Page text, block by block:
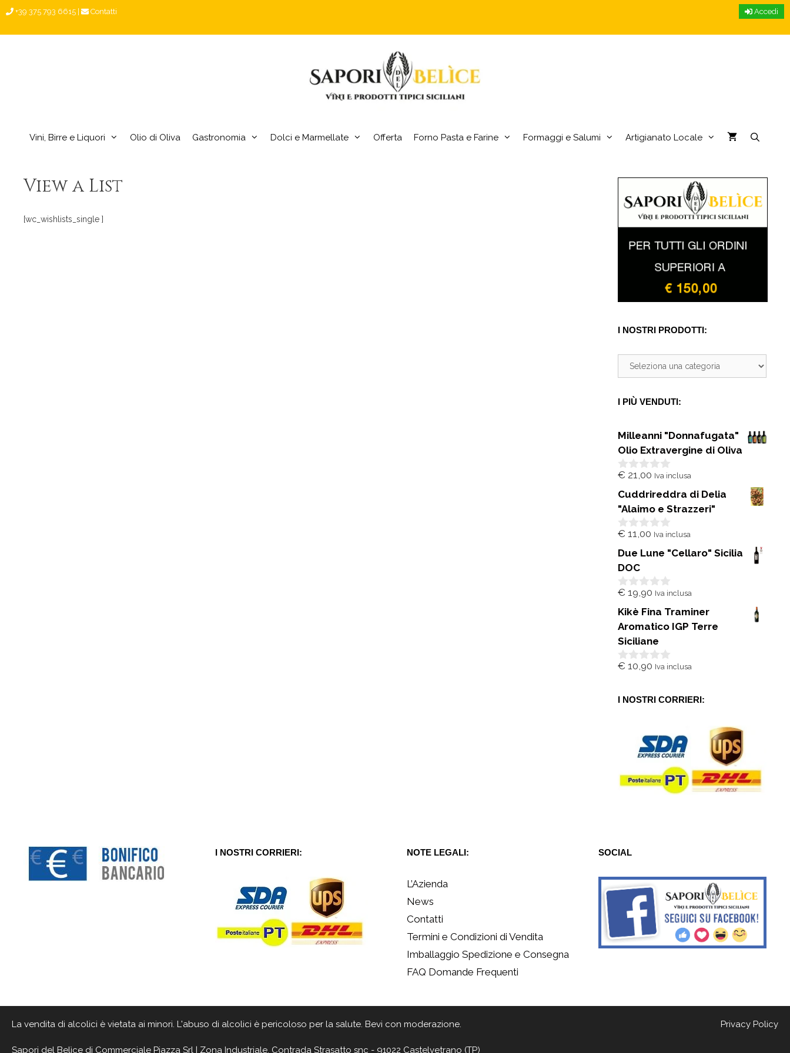
Accedi
+39 375 793 6615 Contatti
Vini, Birre e Liquori Olio di Oliva Gastronomia Dolci e Marmellate Offerta Forno Pasta e Farine Formaggi e Salumi Artigianato Locale
View a List
[wc_wishlists_single ]
I NOSTRI PRODOTTI:
I PIÙ VENDUTI:
Milleanni "Donnafugata"
Olio Extravergine di Oliva
0
u
5
€ 21,00 Iva inclusa
Cuddrireddra di Delia
"Alaimo e Strazzeri"
0
u
5
€ 11,00 Iva inclusa
Due Lune "Cellaro" Sicilia
DOC
0
u
5
€ 19,90 Iva inclusa
Kikè Fina Traminer
Aromatico IGP Terre
Siciliane
0
5
€ 10,90 Iva inclusa
I NOSTRI CORRIERI:
I NOSTRI CORRIERI: NOTE LEGALI:
L’Azienda
News
Contatti
Termini e Condizioni di Vendita
Imballaggio Spedizione e Consegna
FAQ Domande Frequenti
SOCIAL
Privacy Policy
La vendita di alcolici è vietata ai minori. L'abuso di alcolici è pericoloso per la salute. Bevi con moderazione.
Sapori del Belìce di Commerciale Piazza Srl | Zona Industriale, Contrada Strasatto snc - 91022 Castelvetrano (TP)